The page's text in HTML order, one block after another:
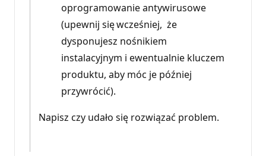
oprogramowanie antywirusowe
(upewnij się wcześniej, że
dysponujesz nośnikiem
instalacyjnym i ewentualnie kluczem
produktu, aby móc je później
przywrócić).
Napisz czy udało się rozwiązać problem.